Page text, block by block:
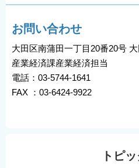
お問い合わせ
大田区南蒲田一丁目20番20号
産業経済課産業経済担当
電話：03-5744-1641
FAX ：03-6424-9922
トピ